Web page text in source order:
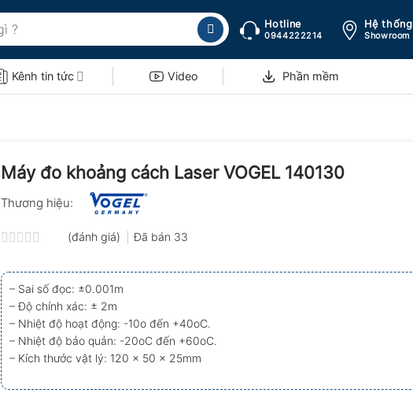
Hotline
0944222214
Hệ thống
Showroom
Kênh tin tức Video Phần mềm
Máy đo khoảng cách Laser VOGEL 140130
Thương hiệu:
xếp
hạng
0.0
5
sao
(đánh giá) Đã bán 33
– Sai số đọc: ±0.001m
– Độ chính xác: ± 2m
– Nhiệt độ hoạt động: -10o đến +40oC.
– Nhiệt độ bảo quản: -20oC đến +60oC.
– Kích thước vật lý: 120 x 50 x 25mm